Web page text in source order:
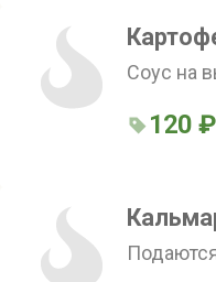
Соус на
120 ₽